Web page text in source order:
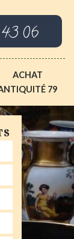
06
ACHAT
79